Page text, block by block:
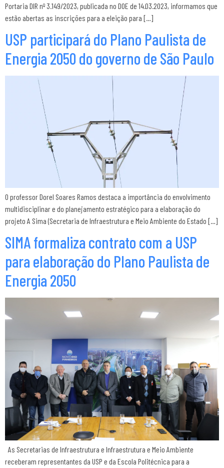
Portaria DIR nº 3.149/2023, publicada no DOE de 14.03.2023, informamos que
estão abertas as inscrições para a eleição para […]
USP participará do Plano Paulista de
Energia 2050 do governo de São Paulo
O professor Dorel Soares Ramos destaca a importância do envolvimento
multidisciplinar e do planejamento estratégico para a elaboração do
projeto A Sima (Secretaria de Infraestrutura e Meio Ambiente do Estado […]
SIMA formaliza contrato com a USP
para elaboração do Plano Paulista de
Energia 2050
As Secretarias de Infraestrutura e Infraestrutura e Meio Ambiente
receberam representantes da USP e da Escola Politécnica para a